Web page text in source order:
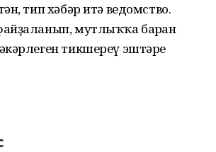
тип хәбәр итә ведомство.
мутлыҡҡа барған
тикшереү эштәре